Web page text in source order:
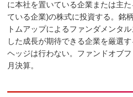
に本社を置いている企業または主
ている企業)の株式に投資する。銘
トムアップによるファンダメンタ
した成長が期待できる企業を厳選
ヘッジは行わない。ファンドオブ
月決算。